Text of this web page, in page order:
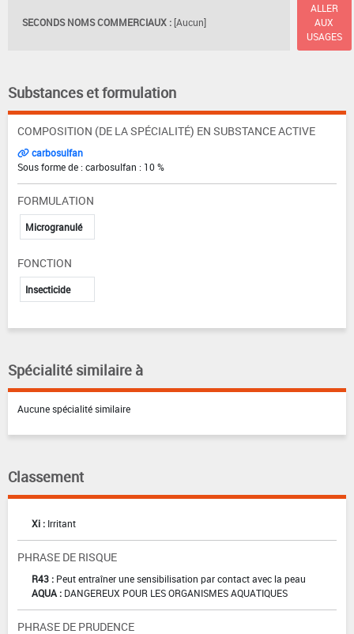
SECONDS NOMS COMMERCIAUX : [Aucun]
ALLER
AUX
USAGES
Substances et formulation
COMPOSITION (DE LA SPÉCIALITÉ) EN SUBSTANCE ACTIVE
carbosulfan
Sous forme de : carbosulfan : 10 %
FORMULATION
Microgranulé
FONCTION
Insecticide
Spécialité similaire à
Aucune spécialité similaire
Classement
Xi : Irritant
PHRASE DE RISQUE
R43 : Peut entraîner une sensibilisation par contact avec la peau
AQUA : DANGEREUX POUR LES ORGANISMES AQUATIQUES
PHRASE DE PRUDENCE